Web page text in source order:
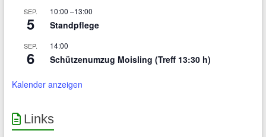
SEP.
5
10:00 –13:00
Standpflege
SEP.
6
14:00
Schützenumzug Moisling (Treff 13:30 h)
Kalender anzeigen
Links